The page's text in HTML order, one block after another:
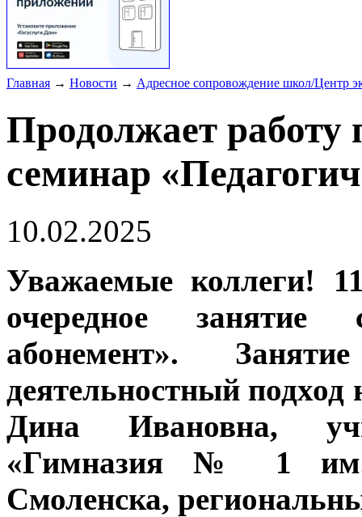
Главная → Новости → Адресное сопровождение школ/Центр
Продолжает работу
семинар
10.02.2025
Уважаемые коллеги!
очередное занятие
абонемент».
деятельностный подход
Дина Ивановна,
«Гимназия № 1 им.
Смоленска,